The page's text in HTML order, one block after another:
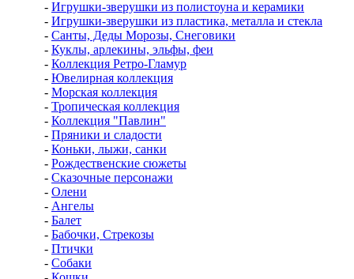
- Игрушки-зверушки из полистоуна и керамики
- Игрушки-зверушки из пластика, металла и стекла
- Санты, Деды Морозы, Снеговики
- Куклы, арлекины, эльфы, феи
- Коллекция Ретро-Гламур
- Ювелирная коллекция
- Морская коллекция
- Тропическая коллекция
- Коллекция "Павлин"
- Пряники и сладости
- Коньки, лыжи, санки
- Рождественские сюжеты
- Сказочные персонажи
- Олени
- Ангелы
- Балет
- Бабочки, Стрекозы
- Птички
- Собаки